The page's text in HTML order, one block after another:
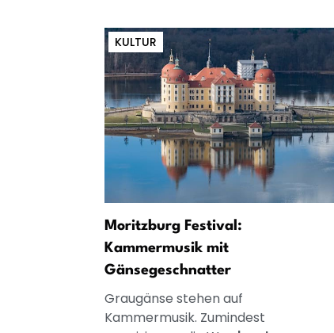
KULTUR
Moritzburg Festival:
Kammermusik mit
Gänsegeschnatter
Graugänse stehen auf
Kammermusik. Zumindest